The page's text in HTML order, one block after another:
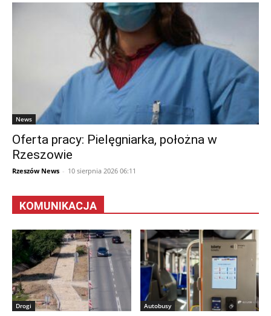
News
Oferta pracy: Pielęgniarka, położna w
Rzeszowie
Rzeszów News - 10 sierpnia 2026 06:11
KOMUNIKACJA
Drogi Autobusy